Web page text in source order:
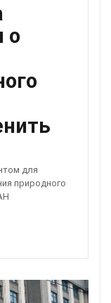
о
для
природного